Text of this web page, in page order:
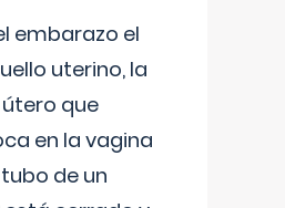
embarazo el
uterino, la
que
en la vagina
de un